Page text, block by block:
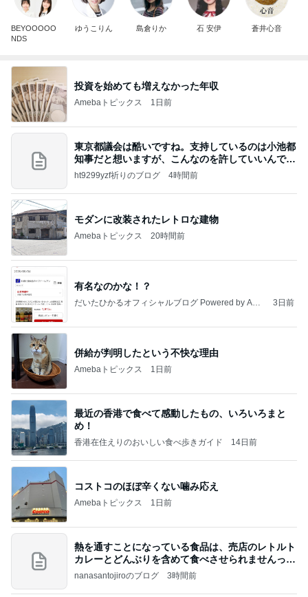
BEYOOOOO
NDS
ゆうこりん 島倉りか 石 安伊 蒼井心音
投資を始めても増えなかった年収
Amebaトピックス 1日前
東京都議会は酷いですね。支持しているのは小池都
知事だと想いますが、こんなのを許していいんです
か？
ht9299yzf祈りのブログ 4時間前
モダンに改装されたレトロな建物
Amebaトピックス 20時間前
有名なのかな！？
だいたひかるオフィシャルブログ Powered by Ame
3日前
併給が判明したという不快な理由
Amebaトピックス 1日前
最近の香港で食べて感動したもの、いろいろまと
め！
香港在住えりのおいしい食べ歩きガイド 14日前
コストコのほぼ辛くない噛み応え
Amebaトピックス 1日前
熱を通すことになっている食品は、売店のレトルト
カレーとどんぶりを含めて食べさせられませんっ
て、男
nanasantojiroのブログ 3時間前